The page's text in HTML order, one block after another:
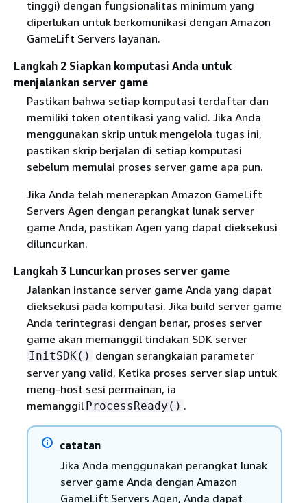
tinggi) dengan fungsionalitas minimum yang
diperlukan untuk berkomunikasi dengan Amazon
GameLift Servers layanan.
Langkah 2 Siapkan komputasi Anda untuk
menjalankan server game
Pastikan bahwa setiap komputasi terdaftar dan
memiliki token otentikasi yang valid. Jika Anda
menggunakan skrip untuk mengelola tugas ini,
pastikan skrip berjalan di setiap komputasi
sebelum memulai proses server game apa pun.
Jika Anda telah menerapkan Amazon GameLift
Servers Agen dengan perangkat lunak server
game Anda, pastikan Agen yang dapat dieksekusi
diluncurkan.
Langkah 3 Luncurkan proses server game
Jalankan instance server game Anda yang dapat
dieksekusi pada komputasi. Jika build server game
Anda terintegrasi dengan benar, proses server
game akan memanggil tindakan SDK server
InitSDK() dengan serangkaian parameter
server yang valid. Ketika proses server siap untuk
meng-host sesi permainan, ia
memanggil ProcessReady() .
catatan
Jika Anda menggunakan perangkat lunak
server game Anda dengan Amazon
GameLift Servers Agen, Anda dapat